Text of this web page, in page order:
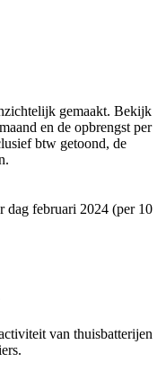
gemaakt. Bekijk
en de opbrengst per
btw getoond, de
dag februari 2024 (per 10
van thuisbatterijen